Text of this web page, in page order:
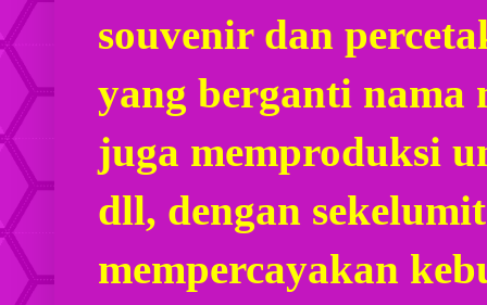
souvenir dan
yang berganti nama
juga memproduksi
dll, dengan
mempercayakan